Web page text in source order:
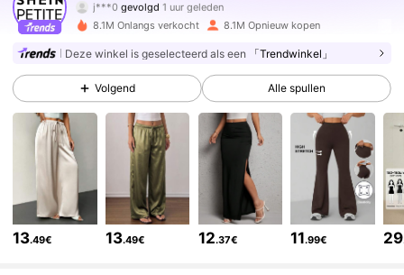
a***1 is aan het browsen
4.83
2.3M Volgers
4.83 2.3M Volgers
2.3M Volgers
2.3M Volgers
8.1M Onlangs verkocht 8.1M Opnieuw kopen
Deze winkel is geselecteerd als een 「Trendwinkel」
Volgend Alle spullen
13.49€ 13.49€ 12.37€ 11.99€ 29